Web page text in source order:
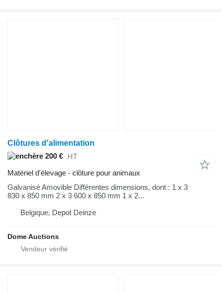
Clôtures d'alimentation
200 €
HT
Matériel d'élevage - clôture pour animaux
Galvanisé Amovible Différentes dimensions, dont : 1 x 3
830 x 850 mm 2 x 3 600 x 850 mm 1 x 2...
Belgique, Depot Deinze
Dome Auctions